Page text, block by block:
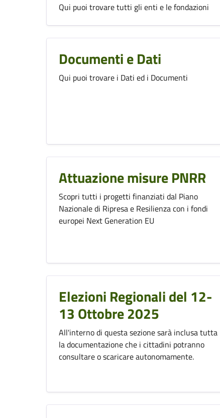
Qui puoi trovare tutti gli enti e le fondazioni
Documenti e Dati
Qui puoi trovare i Dati ed i Documenti
Attuazione misure PNRR
Scopri tutti i progetti finanziati dal Piano
Nazionale di Ripresa e Resilienza con i fondi
europei Next Generation EU
Elezioni Regionali del 12-
13 Ottobre 2025
All'interno di questa sezione sarà inclusa tutta
la documentazione che i cittadini potranno
consultare o scaricare autonomamente.